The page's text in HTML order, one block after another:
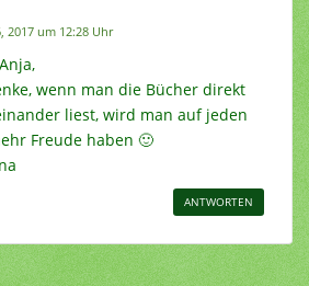
2017 um 12:28 Uhr
wenn man die Bücher direkt
liest, wird man auf jeden
Freude haben 🙂
ANTWORTEN